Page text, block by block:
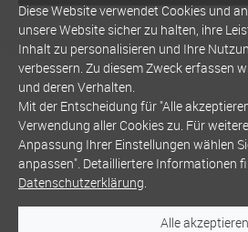
Diese Website verwendet Cookies und
unsere Website sicher zu halten, ihre
Inhalt zu personalisieren und Ihre
verbessern. Zu diesem Zweck erfassen
und deren Verhalten.
Mit der Entscheidung für "Alle
Verwendung aller Cookies zu. Für
Anpassung Ihrer Einstellungen wählen
anpassen". Detailliertere Informationen
Datenschutzerklärung.
Alle akzeptieren